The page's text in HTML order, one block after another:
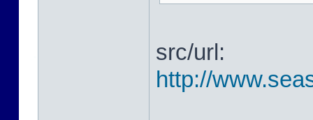
src/url:
http://